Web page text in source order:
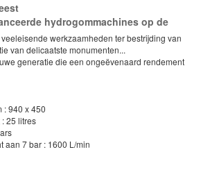
hydrogommachines op de
werkzaamheden ter bestrijding van
van delicaatste monumenten...
generatie die een ongeëvenaard rendement
: 940 x 450
25 litres
aan 7 bar : 1600 L/min